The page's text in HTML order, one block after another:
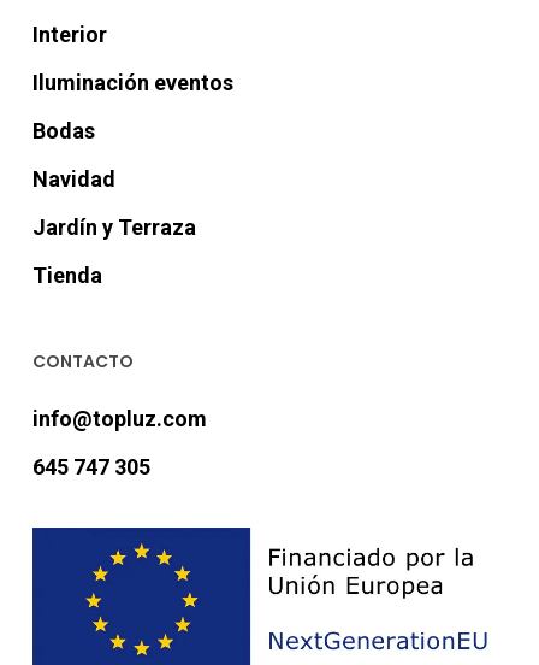
Interior
Iluminación eventos
Bodas
Navidad
Jardín y Terraza
Tienda
CONTACTO
info@topluz.com
645 747 305